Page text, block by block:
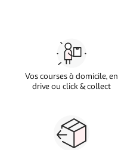
Vos courses à domicile, en
drive ou click & collect